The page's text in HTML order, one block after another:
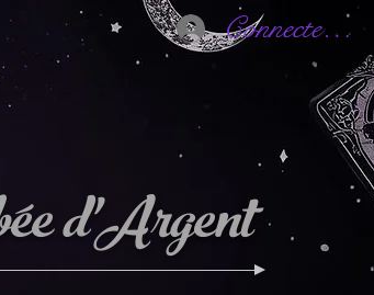
Connectez-vous
d'Argent